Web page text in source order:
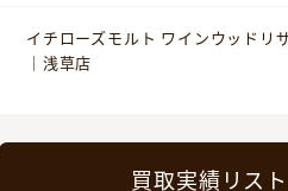
イチローズモルト ワインウッドリ
｜浅草店
買取実績リスト